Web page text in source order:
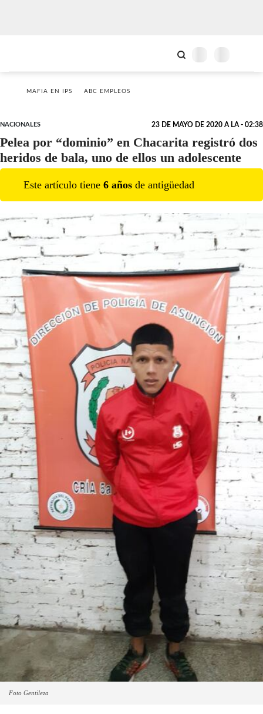
MAFIA EN IPS ABC EMPLEOS
NACIONALES 23 DE MAYO DE 2020 A LA - 02:38
Pelea por “dominio” en Chacarita registró dos
heridos de bala, uno de ellos un adolescente
Este artículo tiene 6 años de antigüedad
Foto Gentileza